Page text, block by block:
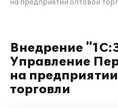
на предприятии оптовой
Внедрение
Управление
на
торговли